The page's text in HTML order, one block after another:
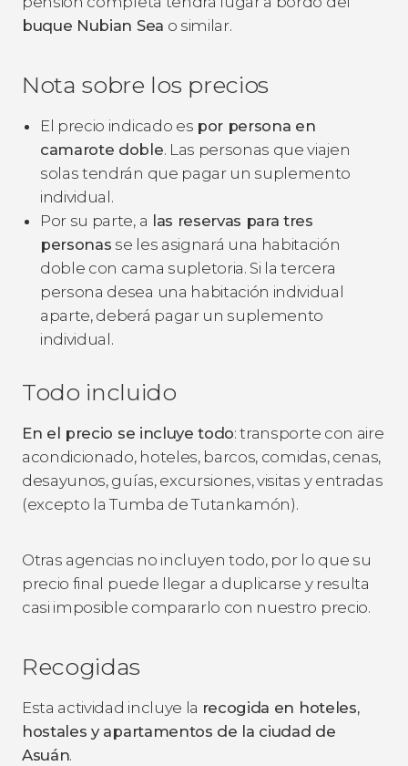
buque Nubian Sea o similar.
Nota sobre los precios
El precio indicado es por persona en
camarote doble. Las personas que viajen
solas tendrán que pagar un suplemento
individual.
Por su parte, a las reservas para tres
personas se les asignará una habitación
doble con cama supletoria. Si la tercera
persona desea una habitación individual
aparte, deberá pagar un suplemento
individual.
Todo incluido
En el precio se incluye todo: transporte con aire
acondicionado, hoteles, barcos, comidas, cenas,
desayunos, guías, excursiones, visitas y entradas
(excepto la Tumba de Tutankamón).
Otras agencias no incluyen todo, por lo que su
precio final puede llegar a duplicarse y resulta
casi imposible compararlo con nuestro precio.
Recogidas
Esta actividad incluye la recogida en hoteles,
hostales y apartamentos de la ciudad de
Asuán.